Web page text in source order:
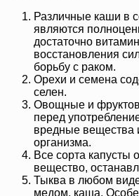
Различные каши в
являются
достаточно
восстановления
борьбу с раком.
Орехи и семена
селен.
Овощные и
перед
вредные вещества
организма.
Все сорта капусты
вещество,
Тыква в любом
медом, каша.